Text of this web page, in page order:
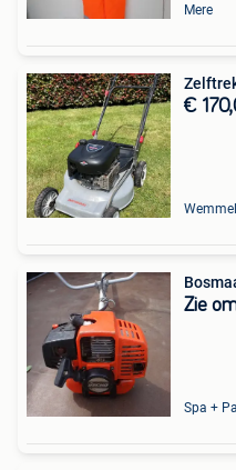
Mere
€
Wemmel
Zie
Spa +